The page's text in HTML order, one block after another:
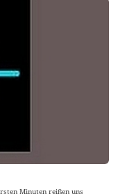
Minuten reißen uns